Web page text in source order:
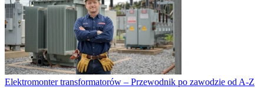
Elektromonter transformatorów – Przewodnik po zawodzie od A-Z